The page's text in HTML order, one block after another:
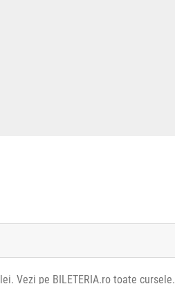
Vezi pe BILETERIA.ro toate cursele.